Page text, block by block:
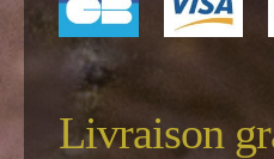
Livraison